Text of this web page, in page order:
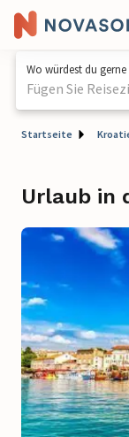
Wo würdest du
Fügen Sie
Startseite
Urlaub in